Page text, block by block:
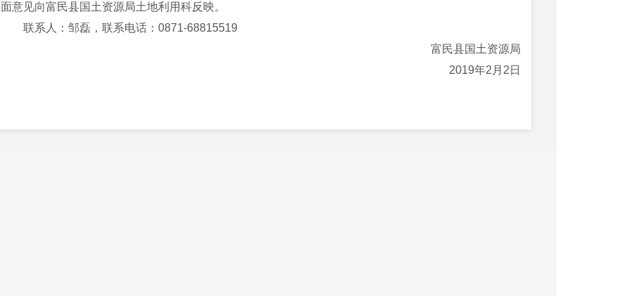
面意见向富民县国土资源局土地利用科反映。
联系人：邹磊，联系电话：0871-68815519
富民县国土资源局
2019年2月2日